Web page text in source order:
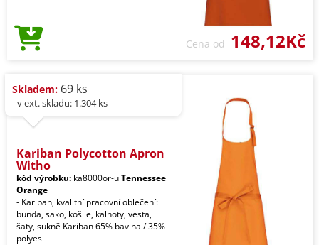
Cena od 148,12Kč
Skladem: 69 ks
- v ext. skladu: 1.304 ks
Kariban Polycotton Apron
Witho
kód výrobku: ka8000or-uTennessee
Orange
- Kariban, kvalitní pracovní oblečení:
bunda, sako, košile, kalhoty, vesta,
šaty, sukně Kariban 65% bavlna / 35%
polyes